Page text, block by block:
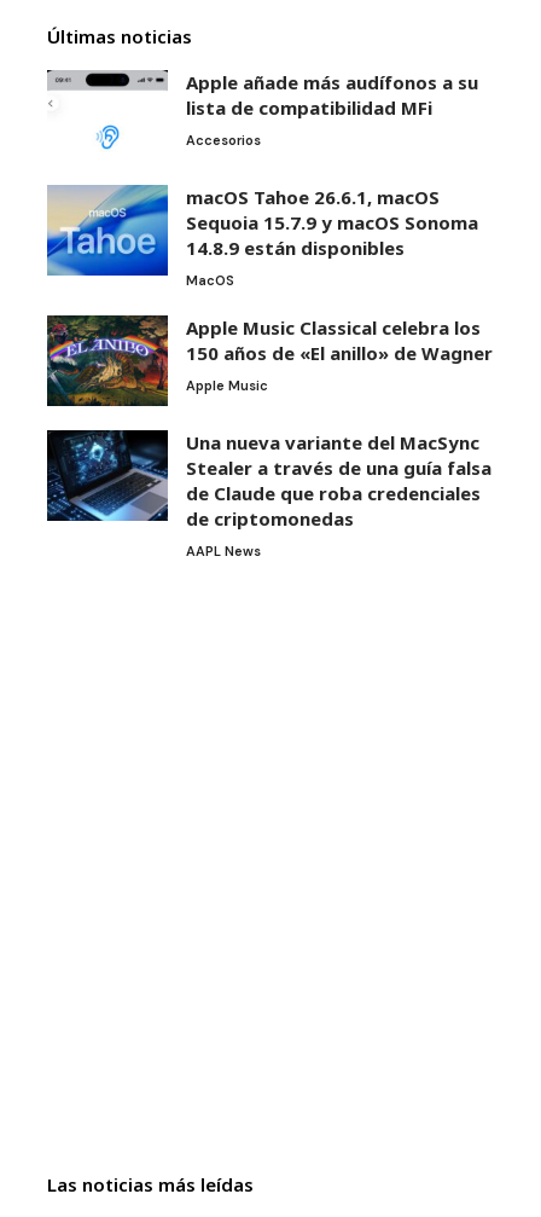
Últimas noticias
Apple añade más audífonos a su
lista de compatibilidad MFi
Accesorios
macOS Tahoe 26.6.1, macOS
Sequoia 15.7.9 y macOS Sonoma
14.8.9 están disponibles
MacOS
Apple Music Classical celebra los
150 años de «El anillo» de Wagner
Apple Music
Una nueva variante del MacSync
Stealer a través de una guía falsa
de Claude que roba credenciales
de criptomonedas
AAPL News
Las noticias más leídas